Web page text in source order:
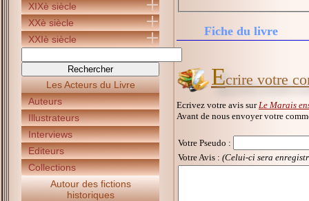
XIXè siècle
XXè siècle
XXIè siècle
Les Acteurs du Livre
Auteurs
Illustrateurs
Interviews
Editeurs
Collections
Autour des fictions
historiques
Fiche du livre
Ecrire votre
Ecrivez votre avis sur Le Marais
Avant de nous envoyer votre
Votre Pseudo :
Votre Avis : (Celui-ci sera